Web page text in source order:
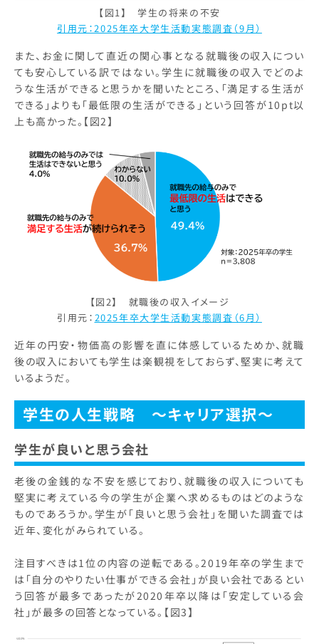
【図1】 学生の将来の不安
引用元：2025年卒大学生活動実態調査（9月）
また、お金に関して直近の関心事となる就職後の収入につい
ても安心している訳ではない。学生に就職後の収入でどのよ
うな生活ができると思うかを聞いたところ、「満足する生活が
できる」よりも「最低限の生活ができる」という回答が10pt以
上も高かった。【図2】
【図2】 就職後の収入イメージ
引用元： 2025年卒大学生活動実態調査（6月）
近年の円安・物価高の影響を直に体感しているためか、就職
後の収入においても学生は楽観視をしておらず、堅実に考えて
いるようだ。
学生の人生戦略 ～キャリア選択～
学生が良いと思う会社
老後の金銭的な不安を感じており、就職後の収入についても
堅実に考えている今の学生が企業へ求めるものはどのような
ものであろうか。学生が「良いと思う会社」を聞いた調査では
近年、変化がみられている。
注目すべきは1位の内容の逆転である。2019年卒の学生まで
は「自分のやりたい仕事ができる会社」が良い会社であるとい
う回答が最多であったが2020年卒以降は「安定している会
社」が最多の回答となっている。【図3】